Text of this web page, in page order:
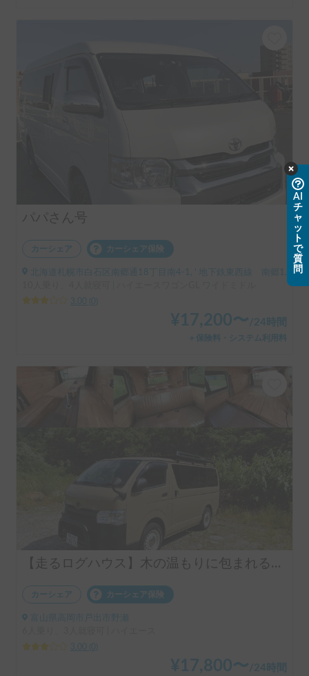
パパさん号
カーシェア カーシェア保険
北海道札幌市白石区南郷通18丁目南4-1, ' 地下鉄東西線 南郷18丁目駅 1番出口
3.00
¥ 17,200〜 /24時間
＋保険料・システム利用料
【走るログハウス】木の温もりに包まれる唯一無二のキャビン 4WD【立山連峰観光！】
カーシェア カーシェア保険
富山県高岡市戸出市野瀬
3.00
¥ 17,800〜/24時間
AI
チ
ャ
ッ
ト
で
質
問